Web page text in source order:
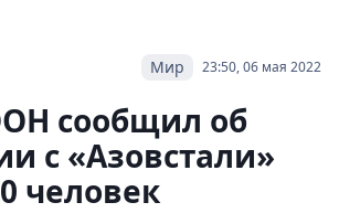
23:50, 06 мая 2022
Мир
сообщил об
с «Азовстали»
человек